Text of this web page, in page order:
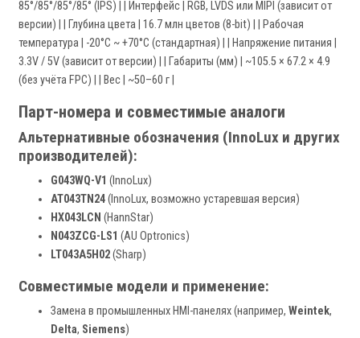
85°/85°/85°/85° (IPS) | | Интерфейс | RGB, LVDS или MIPI (зависит от
версии) | | Глубина цвета | 16.7 млн цветов (8-bit) | | Рабочая
температура | -20°C ~ +70°C (стандартная) | | Напряжение питания |
3.3V / 5V (зависит от версии) | | Габариты (мм) | ~105.5 × 67.2 × 4.9
(без учёта FPC) | | Вес | ~50–60 г |
Парт-номера и совместимые аналоги
Альтернативные обозначения (InnoLux и других
производителей):
G043WQ-V1 (InnoLux)
AT043TN24(InnoLux, возможно устаревшая версия)
HX043LCN (HannStar)
N043ZCG-LS1 (AU Optronics)
LT043A5H02(Sharp)
Совместимые модели и применение:
Замена в промышленных HMI-панелях (например, Weintek,
Delta, Siemens)